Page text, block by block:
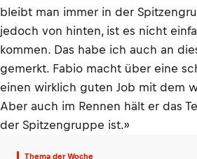
bleibt man immer in der
jedoch von hinten, ist es nicht
kommen. Das habe ich auch an
gemerkt. Fabio macht über eine
einen wirklich guten Job mit dem
Aber auch im Rennen hält er das
der Spitzengruppe ist.»
Thema der Woche